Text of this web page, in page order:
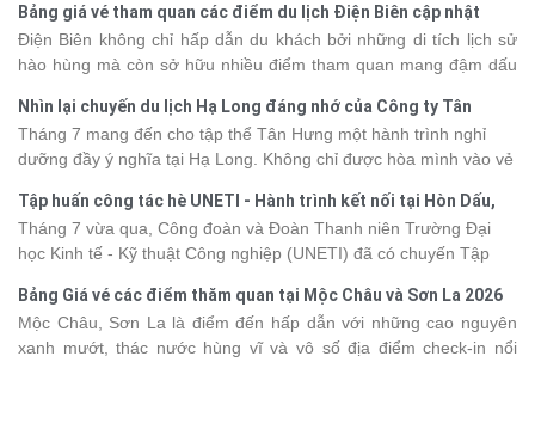
khác nhau, khiến nhiều du khách băn khoăn khi lựa chọn. Bài viết
dưới đây sẽ cập nhật bảng giá tour du thuyền Hạ Long mới nhất
2026 từ 3 - 6 sao, giúp bạn dễ dàng so sánh và tìm được hành
trình phù hợp với nhu cầu cũng như ngân sách.
Bảng giá vé tham quan các điểm du lịch Điện Biên cập nhật
2026
Điện Biên không chỉ hấp dẫn du khách bởi những di tích lịch sử
hào hùng mà còn sở hữu nhiều điểm tham quan mang đậm dấu
phá vùng đất này, việc cập nhật trước giá vé sẽ giúp bạn chủ
động hơn trong lịch trình và chi phí. Cùng Vietsense Travel tham
khảo bảng giá vé tham quan các điểm du lịch Điện Biênmới nhất
năm 2026 ngay dưới đây.
Nhìn lại chuyến du lịch Hạ Long đáng nhớ của Công ty Tân
Hưng 2026
Tháng 7 mang đến cho tập thể Tân Hưng một hành trình nghỉ
dưỡng đầy ý nghĩa tại Hạ Long. Không chỉ được hòa mình vào vẻ
kết, sẻ chia và lưu giữ nhiều khoảnh khắc đáng nhớ. Hãy cùng
nhìn lại chuyến đi ngập tràn niềm vui và những trải nghiệm khó
quên.
Tập huấn công tác hè UNETI - Hành trình kết nối tại Hòn Dấu,
Đồ Sơn
Tháng 7 vừa qua, Công đoàn và Đoàn Thanh niên Trường Đại
học Kinh tế - Kỹ thuật Công nghiệp (UNETI) đã có chuyến Tập
chỉ là dịp nâng cao kỹ năng và chia sẻ kinh nghiệm công tác,
chương trình còn mang đến những hoạt động giao lưu sôi nổi,
góp phần gắn kết tập thể và lưu giữ nhiều kỷ niệm đáng nhớ.
Bảng Giá vé các điểm thăm quan tại Mộc Châu và Sơn La 2026
Mộc Châu, Sơn La là điểm đến hấp dẫn với những cao nguyên
xanh mướt, thác nước hùng vĩ và vô số địa điểm check-in nổi